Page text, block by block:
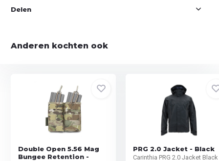
Delen
Anderen kochten ook
Double Open 5.56 Mag
Bungee Retention -
PRG 2.0 Jacket - Black
Carinthia PRG 2.0 Jacket Black